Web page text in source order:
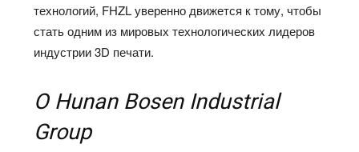
технологий, FHZL уверенно движется к тому, чтобы
стать одним из мировых технологических лидеров
индустрии 3D печати.
О Hunan Bosen Industrial
Group